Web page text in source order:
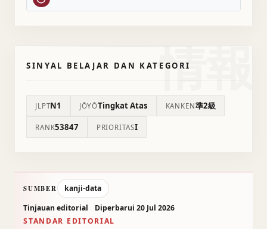
情報
SINYAL BELAJAR DAN KATEGORI
JLPTN1 JŌYŌTingkat Atas KANKEN準2級
RANK53847 PRIORITASI
SUMBER
kanji-data
Tinjauan editorial
Diperbarui 20 Jul 2026
STANDAR EDITORIAL